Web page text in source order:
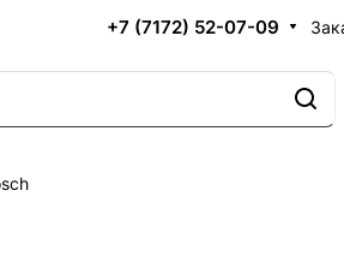
+7 (7172) 52-07-09